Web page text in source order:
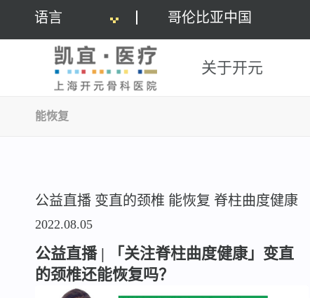
语言 哥伦比亚中国
关于开元
能恢复
公益直播 变直的颈椎 能恢复 脊柱曲度健康
2022.08.05
公益直播 | 「关注脊柱曲度健康」变直
的颈椎还能恢复吗？​